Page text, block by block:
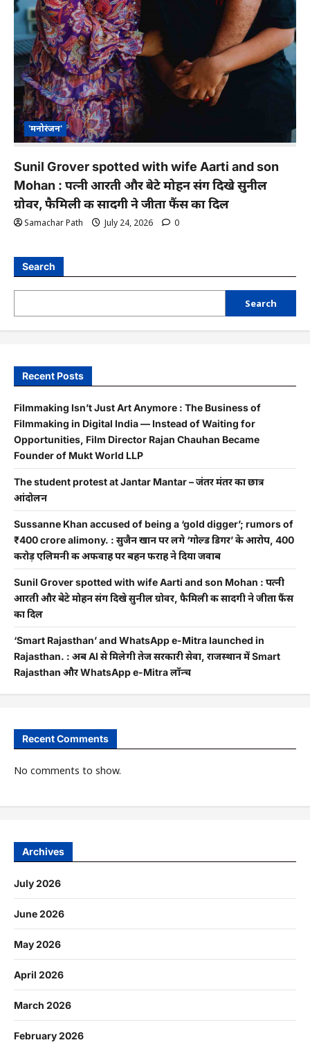
'मनोरंजन'
Sunil Grover spotted with wife Aarti and son
Mohan : पत्नी आरती और बेटे मोहन संग दिखे सुनील
ग्रोवर, फैमिली की सादगी ने जीता फैंस का दिल
Samachar Path July 24, 2026 0
Search
Search
Recent Posts
Filmmaking Isn’t Just Art Anymore : The Business of
Filmmaking in Digital India — Instead of Waiting for
Opportunities, Film Director Rajan Chauhan Became
Founder of Mukt World LLP
The student protest at Jantar Mantar – जंतर मंतर का छात्र
आंदोलन
Sussanne Khan accused of being a ‘gold digger’; rumors of
₹400 crore alimony. : सुजैन खान पर लगे ‘गोल्ड डिगर’ के आरोप, 400
करोड़ एलिमनी की अफवाह पर बहन फराह ने दिया जवाब
Sunil Grover spotted with wife Aarti and son Mohan : पत्नी
आरती और बेटे मोहन संग दिखे सुनील ग्रोवर, फैमिली की सादगी ने जीता फैंस
का दिल
‘Smart Rajasthan’ and WhatsApp e-Mitra launched in
Rajasthan. : अब AI से मिलेगी तेज सरकारी सेवा, राजस्थान में Smart
Rajasthan और WhatsApp e-Mitra लॉन्च
Recent Comments
No comments to show.
Archives
July 2026
June 2026
May 2026
April 2026
March 2026
February 2026